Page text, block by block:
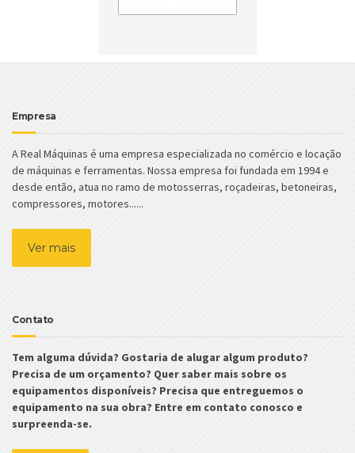
Empresa
A Real Máquinas é uma empresa especializada no comércio e locação
de máquinas e ferramentas. Nossa empresa foi fundada em 1994 e
desde então, atua no ramo de motosserras, roçadeiras, betoneiras,
compressores, motores......
Ver mais
Contato
Tem alguma dúvida? Gostaria de alugar algum produto?
Precisa de um orçamento? Quer saber mais sobre os
equipamentos disponíveis? Precisa que entreguemos o
equipamento na sua obra? Entre em contato conosco e
surpreenda-se.